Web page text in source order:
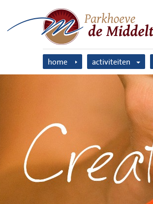
home
activiteiten
boerengolf
escape room
solex rijden
bubble voetbal
archery attack
boerenzeskamp
tandemtocht
boerenspellen
GPS wandeltocht